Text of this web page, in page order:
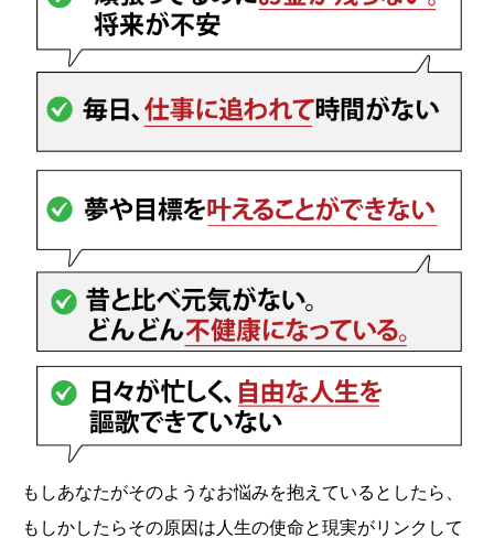
もしあなたがそのようなお悩みを抱えているとしたら、
もしかしたらその原因は人生の使命と現実がリンクして